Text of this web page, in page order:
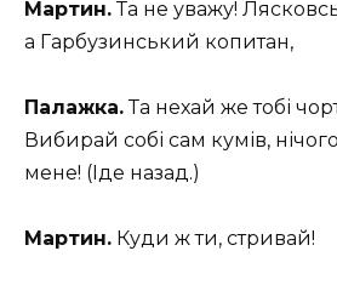
Мартин.Та не уважу!
а Гарбузинський копитан,
Палажка.Та нехай же тобі
Вибирай собі сам кумів,
мене! (Іде назад.)
Мартин. Куди ж ти, стривай!